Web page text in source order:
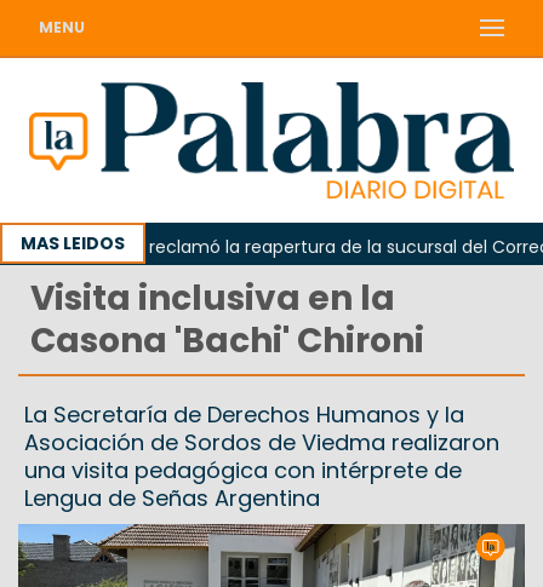
MENU
MAS LEIDOS
Odarda reclamó la reapertura de la sucursal del Correo
Visita inclusiva en la
Casona 'Bachi' Chironi
La Secretaría de Derechos Humanos y la
Asociación de Sordos de Viedma realizaron
una visita pedagógica con intérprete de
Lengua de Señas Argentina